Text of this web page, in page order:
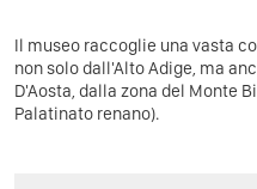
Il museo raccoglie una vasta
non solo dall'Alto Adige, ma
D'Aosta, dalla zona del Monte
Palatinato renano).